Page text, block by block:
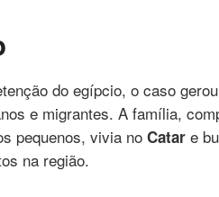
do egípcio, o caso
e migrantes. A família,
pequenos, vivia no Catar e
na região.